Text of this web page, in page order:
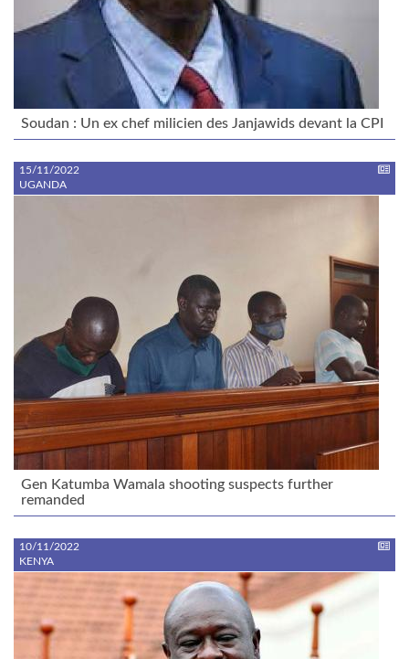
Soudan : Un ex chef milicien des Janjawids devant la CPI
15/11/2022
UGANDA
Gen Katumba Wamala shooting suspects further
remanded
10/11/2022
KENYA